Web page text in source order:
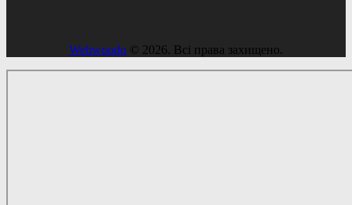
Webwoodo © 2026. Всі права захищено.